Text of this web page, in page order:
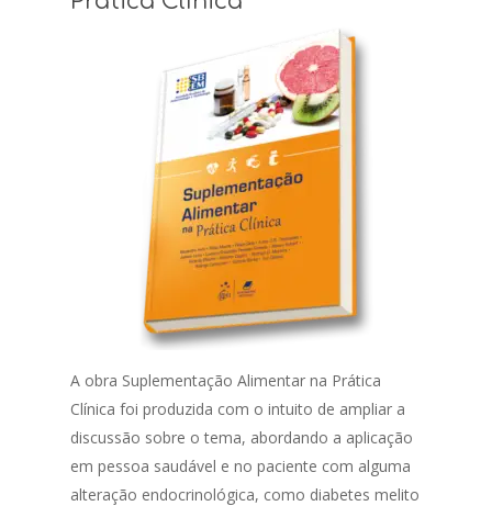
A obra Suplementação Alimentar na Prática
Clínica foi produzida com o intuito de ampliar a
discussão sobre o tema, abordando a aplicação
em pessoa saudável e no paciente com alguma
alteração endocrinológica, como diabetes melito